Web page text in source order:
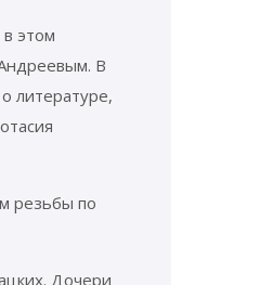
этом
В
литературе,
резьбы по
Дочери